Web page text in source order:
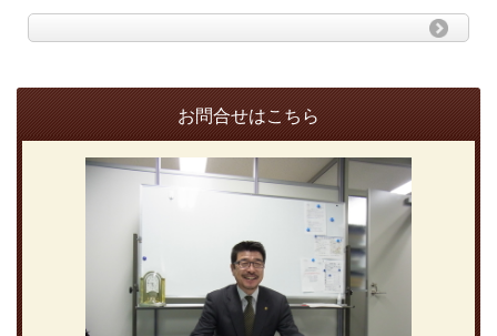
お問合せはこちら